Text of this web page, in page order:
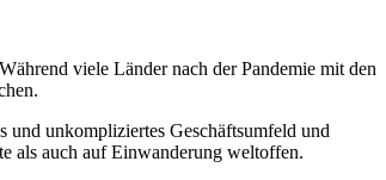
viele Länder nach der Pandemie mit den
und unkompliziertes Geschäftsumfeld und
als auch auf Einwanderung weltoffen.